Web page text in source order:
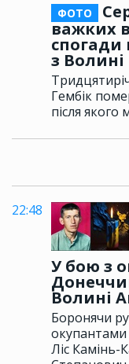
ФОТО
важких
спогади
з Волині
Гембік
після
22:48
У бою з
Волині
Боронячи
окупантами
Ліс Камінь-